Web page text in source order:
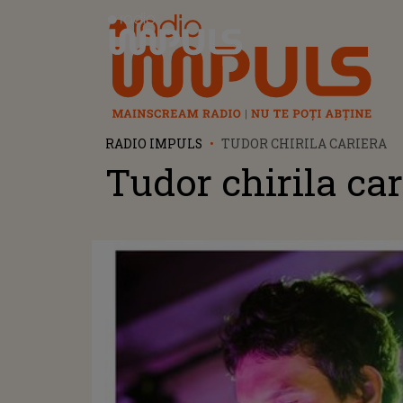
Radio Impuls
RADIO IMPULS TUDOR CHIRILA CARIERA
Tudor chirila